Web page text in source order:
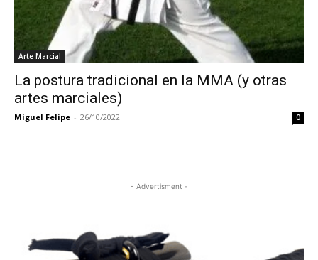
Arte Marcial
La postura tradicional en la MMA (y otras
artes marciales)
Miguel Felipe - 26/10/2022 0
- Advertisment -